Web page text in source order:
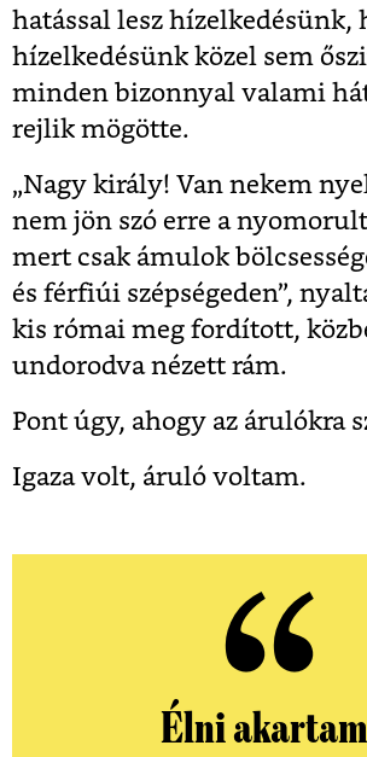
hatással lesz hízelkedésünk,
hízelkedésünk közel sem
minden bizonnyal valami
rejlik mögötte.
„Nagy király! Van nekem
nem jön szó erre a
mert csak ámulok
és férfiúi szépségeden”,
kis római meg fordított,
undorodva nézett rám.
Pont úgy, ahogy az árulókra
Igaza volt, áruló voltam.
Élni